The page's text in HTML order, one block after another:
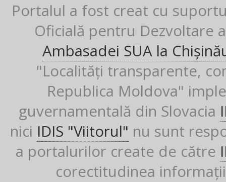
Portalul a fost creat cu
Oficială pentru Dezvoltare
Ambasadei SUA la
"Localități transparente,
Republica Moldova"
guvernamentală din Slovacia
nici IDIS "Viitorul" nu sunt
a portalurilor create de către
corectitudinea